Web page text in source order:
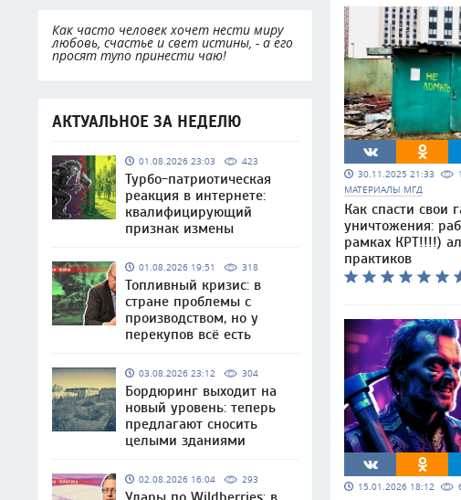
Как часто человек хочет нести миру
любовь, счастье и свет истины, - а его
просят тупо принести чаю!
АКТУАЛЬНОЕ ЗА НЕДЕЛЮ
01.08.2026 23:03 423
Турбо-патриотическая
реакция в интернете:
квалифицирующий
признак измены
01.08.2026 19:51 318
Топливный кризис: в
стране проблемы с
производством, но у
перекупов всё есть
03.08.2026 23:12 304
Бордюринг выходит на
новый уровень: теперь
предлагают сносить
целыми зданиями
02.08.2026 16:04 293
30.11.2025 21:33
МАТЕРИАЛЫ МГД
Как спасти свои
уничтожения:
рамках КРТ!!!!)
практиков
15.01.2026 18:12